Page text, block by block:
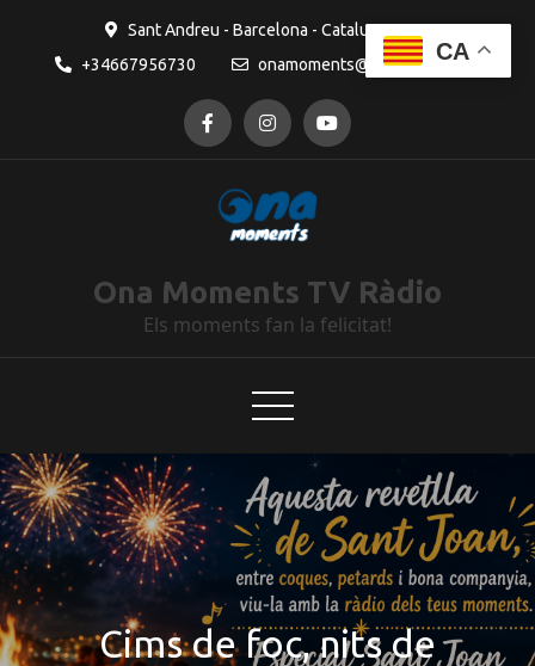
Sant Andreu - Barcelona - Catalunya
+34667956730
onamoments@gmail.com
Ona Moments TV Ràdio
Els moments fan la felicitat!
Cims de foc, nits de
CA